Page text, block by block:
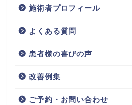
施術者プロフィール
よくある質問
患者様の喜びの声
改善例集
ご予約・お問い合わせ